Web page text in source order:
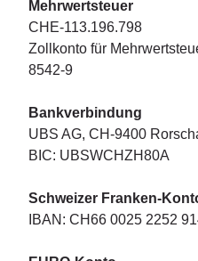
Mehrwertsteuer
CHE-113.196.798
Zollkonto für
8542-9
Bankverbindung
UBS AG, CH-9400
BIC: UBSWCHZH80A
Schweizer Franken-
IBAN: CH66 0025 2252